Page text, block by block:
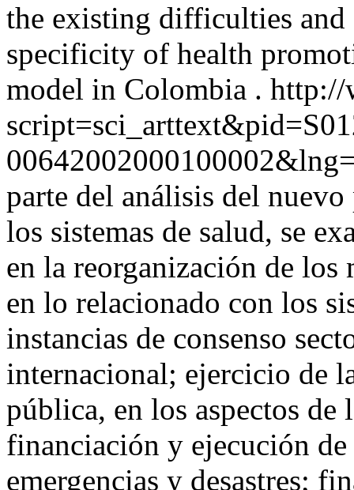
the existing difficulties and
specificity of health
model in Colombia . http://
parte del análisis del
los sistemas de salud, se
en la reorganización de
en lo relacionado con los
instancias de consenso
internacional; ejercicio de
pública, en los aspectos
financiación y ejecución
emergencias y desastres;